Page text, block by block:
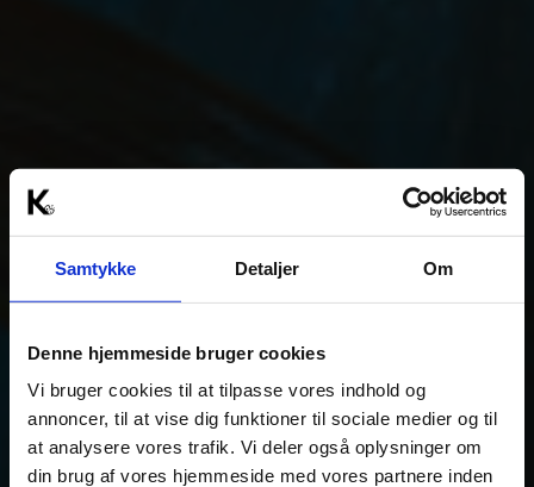
Samtykke Detaljer Om
Denne hjemmeside bruger cookies
Vi bruger cookies til at tilpasse vores indhold og
annoncer, til at vise dig funktioner til sociale medier og til
at analysere vores trafik. Vi deler også oplysninger om
din brug af vores hjemmeside med vores partnere inden